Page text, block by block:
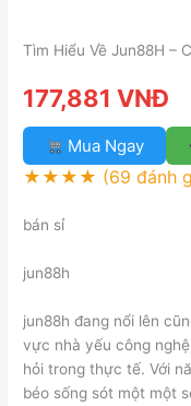
Tìm Hiểu Về Jun88H –
177,881 VNĐ
Mua Ngay
★★★★ (69 đánh
bán sỉ
jun88h
jun88h đang nổi lên
vực nhà yếu công
hỏi trong thực tế. Với
béo sống sót một một